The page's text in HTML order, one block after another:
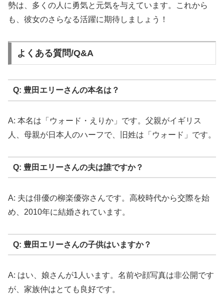
勢は、多くの人に勇気と元気を与えています。これから
も、彼女のさらなる活躍に期待しましょう！
よくある質問/Q&A
Q: 豊田エリーさんの本名は？
A: 本名は「ウォード・えりか」です。父親がイギリス
人、母親が日本人のハーフで、旧姓は「ウォード」です。
Q: 豊田エリーさんの夫は誰ですか？
A: 夫は俳優の柳楽優弥さんです。高校時代から交際を始
め、2010年に結婚されています。
Q: 豊田エリーさんの子供はいますか？
A: はい、娘さんが1人います。名前や顔写真は非公開です
が、家族仲はとても良好です。